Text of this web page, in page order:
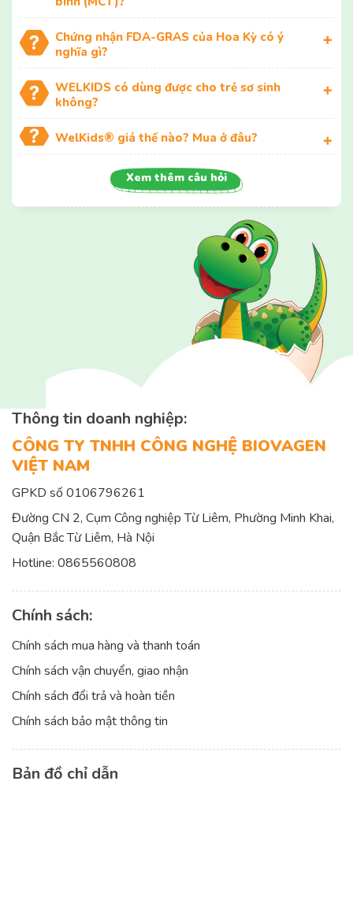
Chứng nhận FDA-GRAS của Hoa Kỳ có ý
nghĩa gì?
WELKIDS có dùng được cho trẻ sơ sinh
không?
WelKids® giá thế nào? Mua ở đâu?
Thông tin doanh nghiệp:
CÔNG TY TNHH CÔNG NGHỆ BIOVAGEN
VIỆT NAM
GPKD số 0106796261
Đường CN 2, Cụm Công nghiệp Từ Liêm, Phường Minh Khai,
Quận Bắc Từ Liêm, Hà Nội
Hotline:
0865560808
Chính sách vận chuyển, giao nhận
Chính sách đổi trả và hoàn tiền
Chính sách bảo mật thông tin